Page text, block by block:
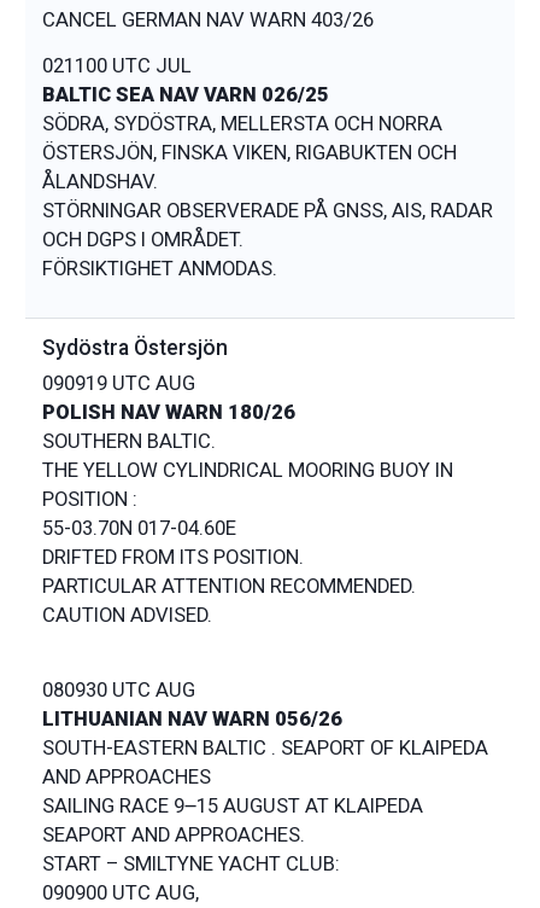
021100 UTC JUL
BALTIC SEA NAV VARN 026/25
SÖDRA, SYDÖSTRA, MELLERSTA OCH NORRA
ÖSTERSJÖN, FINSKA VIKEN, RIGABUKTEN OCH
ÅLANDSHAV.
STÖRNINGAR OBSERVERADE PÅ GNSS, AIS, RADAR
OCH DGPS I OMRÅDET.
Sydöstra Östersjön
090919 UTC AUG
POLISH NAV WARN 180/26
SOUTHERN BALTIC.
THE YELLOW CYLINDRICAL MOORING BUOY IN
POSITION :
55-03.70N 017-04.60E
DRIFTED FROM ITS POSITION.
PARTICULAR ATTENTION RECOMMENDED.
CAUTION ADVISED.
080930 UTC AUG
LITHUANIAN NAV WARN 056/26
SOUTH-EASTERN BALTIC . SEAPORT OF KLAIPEDA
AND APPROACHES
SAILING RACE 9౼15 AUGUST AT KLAIPEDA
SEAPORT AND APPROACHES.
START – SMILTYNE YACHT CLUB:
090900 UTC AUG,